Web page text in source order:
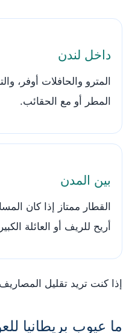
داخل لندن
المترو والحافلات أوفر،
المطر أو مع الحقائب.
بين المدن
القطار ممتاز إذا كان
أريح للريف أو العائلة
إذا كنت تريد تقليل
ما عيوب بريطانيا